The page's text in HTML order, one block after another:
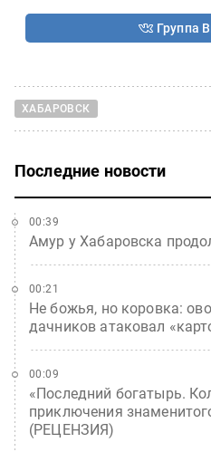
Группа
ХАБАРОВСК
Последние новости
Амур у Хабаровска
00:39
Не божья, но коровка:
дачников атаковал
00:21
«Последний богатырь.
приключения
(РЕЦЕНЗИЯ)
00:09